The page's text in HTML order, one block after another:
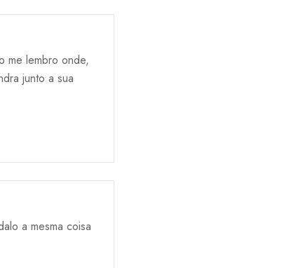
me lembro onde,
junto a sua
a mesma coisa